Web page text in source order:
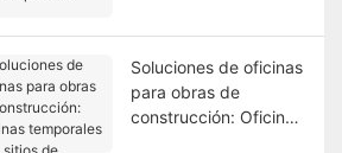
Soluciones de oficinas
para obras de
construcción: Oficinas